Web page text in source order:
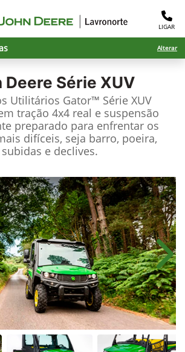
LIGAR
Alterar
Deere Série XUV
Utilitários Gator™ Série XUV
tração 4x4 real e suspensão
preparado para enfrentar os
difíceis, seja barro, poeira,
subidas e declives.